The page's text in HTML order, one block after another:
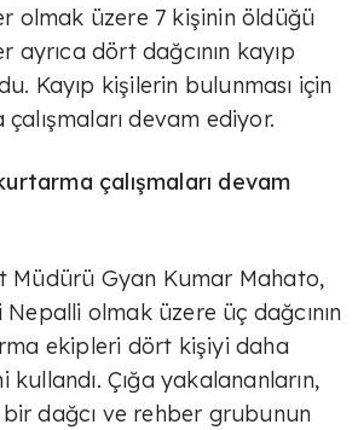
olmak üzere 7 kişinin öldüğü
ayrıca dört dağcının kayıp
Kayıp kişilerin bulunması için
devam ediyor.
çalışmaları devam
Müdürü Gyan Kumar Mahato,
Nepalli olmak üzere üç dağcının
ekipleri dört kişiyi daha
Çığa yakalananların,
dağcı ve rehber grubunun